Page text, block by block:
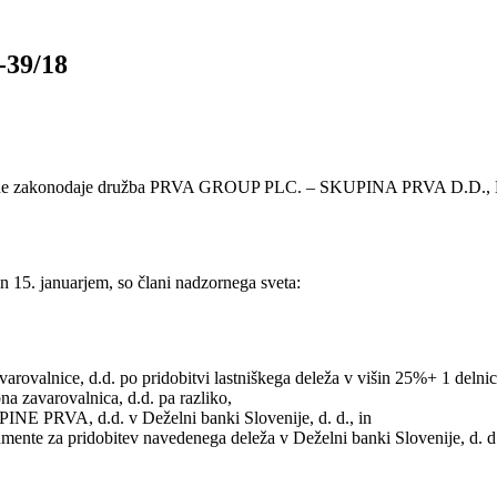
18
družba PRVA GROUP PLC. – SKUPINA PRVA D.D.,
15. januarjem, so člani nadzornega sveta:
d.d. po pridobitvi lastniškega deleža v višin 25%+ 1
zavarovalnica, d.d. pa razliko,
PRVA, d.d. v Deželni banki Slovenije, d. d., in
za pridobitev navedenega deleža v Deželni banki Slovenije, d.